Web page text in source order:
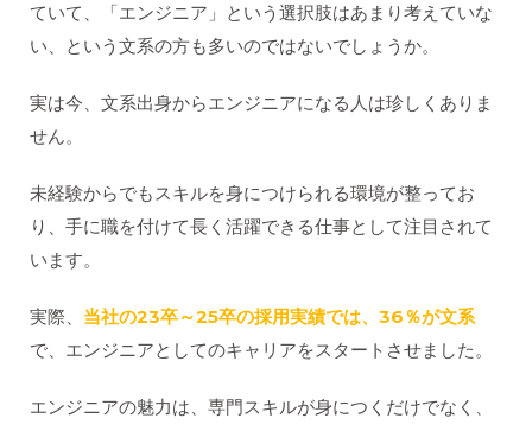
ていて、「エンジニア」という選択肢はあまり考えていな
い、という文系の方も多いのではないでしょうか。
実は今、文系出身からエンジニアになる人は珍しくありま
せん。
未経験からでもスキルを身につけられる環境が整ってお
り、手に職を付けて長く活躍できる仕事として注目されて
います。
実際、 当社の23卒～25卒の採用実績では、36％が文系
で、エンジニアとしてのキャリアをスタートさせました。
エンジニアの魅力は、専門スキルが身につくだけでなく、